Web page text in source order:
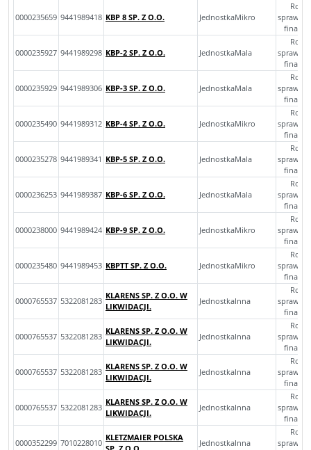
0000235659 9441989418 KBP 8 SP. Z O.O. JednostkaMikro
0000235927 9441989298 KBP-2 SP. Z O.O. JednostkaMala
0000235929 9441989306 KBP-3 SP. Z O.O. JednostkaMala
0000235490 9441989312 KBP-4 SP. Z O.O. JednostkaMikro
0000235278 9441989341 KBP-5 SP. Z O.O. JednostkaMala
0000236253 9441989387 KBP-6 SP. Z O.O. JednostkaMala
0000238000 9441989424 KBP-9 SP. Z O.O. JednostkaMikro
0000235480 9441989453 KBPTT SP. Z O.O. JednostkaMikro
0000765537 5322081283
KLARENS SP. Z O.O. W
LIKWIDACJI.
JednostkaInna
0000765537 5322081283
KLARENS SP. Z O.O. W
LIKWIDACJI.
JednostkaInna
0000765537 5322081283
KLARENS SP. Z O.O. W
LIKWIDACJI.
JednostkaInna
0000765537 5322081283
KLARENS SP. Z O.O. W
LIKWIDACJI.
JednostkaInna
0000352299 7010228010
KLETZMAIER POLSKA
JednostkaInna